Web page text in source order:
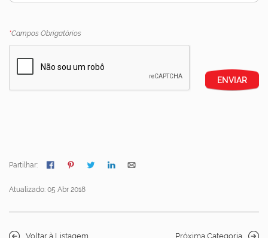
*Campos Obrigatórios
ENVIAR
Partilhar:
Atualizado: 05 Abr 2018
Voltar à Listagem Próxima Categoria